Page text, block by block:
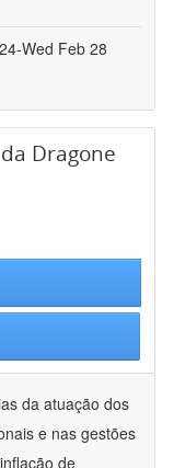
Wed Feb 28
Dragone
da atuação dos
e nas gestões
de